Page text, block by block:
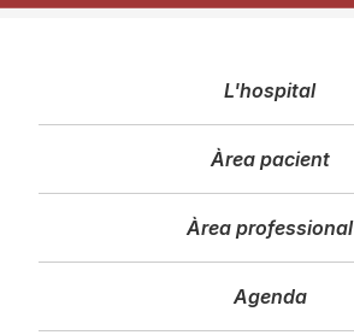
principal
L'hospital
Àrea pacient
Àrea professional
Agenda